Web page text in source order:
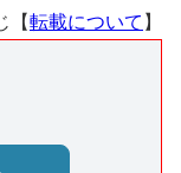
【転載について 】